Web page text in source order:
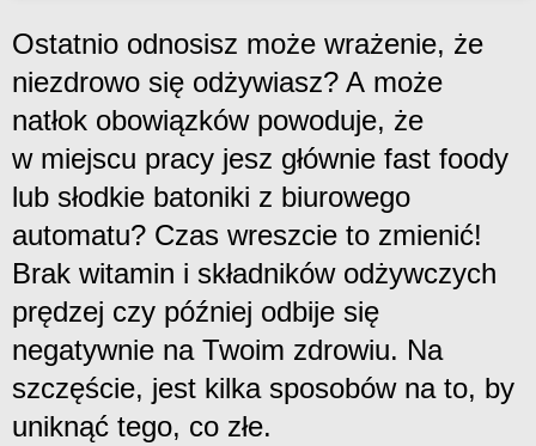
Ostatnio odnosisz może wrażenie, że
niezdrowo się odżywiasz? A może
natłok obowiązków powoduje, że
w miejscu pracy jesz głównie fast foody
lub słodkie batoniki z biurowego
automatu? Czas wreszcie to zmienić!
Brak witamin i składników odżywczych
prędzej czy później odbije się
negatywnie na Twoim zdrowiu. Na
szczęście, jest kilka sposobów na to, by
uniknąć tego, co złe.